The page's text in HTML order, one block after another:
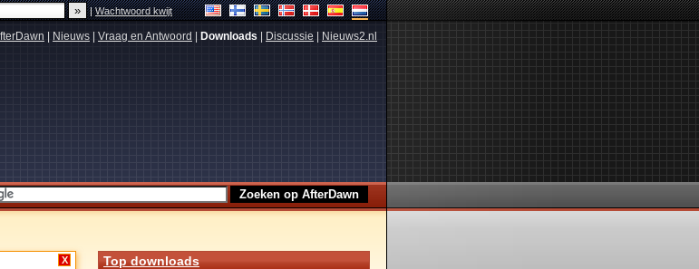
|Wachtwoord kwijt
Nieuws Vraag en Antwoord Downloads Discussie Nieuws2.nl
X Top downloads